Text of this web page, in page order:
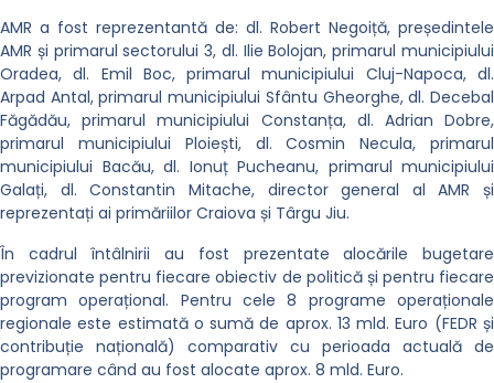
AMR a fost reprezentantă de: dl. Robert Negoiță, președintele
AMR și primarul sectorului 3, dl. Ilie Bolojan, primarul municipiului
Oradea, dl. Emil Boc, primarul municipiului Cluj-Napoca, dl.
Arpad Antal, primarul municipiului Sfântu Gheorghe, dl. Decebal
Făgădău, primarul municipiului Constanța, dl. Adrian Dobre,
primarul municipiului Ploiești, dl. Cosmin Necula, primarul
municipiului Bacău, dl. Ionuț Pucheanu, primarul municipiului
Galați, dl. Constantin Mitache, director general al AMR și
reprezentați ai primăriilor Craiova și Târgu Jiu.
În cadrul întâlnirii au fost prezentate alocările bugetare
previzionate pentru fiecare obiectiv de politică și pentru fiecare
program operațional. Pentru cele 8 programe operaționale
regionale este estimată o sumă de aprox. 13 mld. Euro (FEDR și
contribuție națională) comparativ cu perioada actuală de
programare când au fost alocate aprox. 8 mld. Euro.